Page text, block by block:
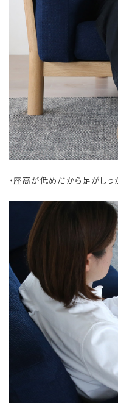
・座高が低めだから足がしっ